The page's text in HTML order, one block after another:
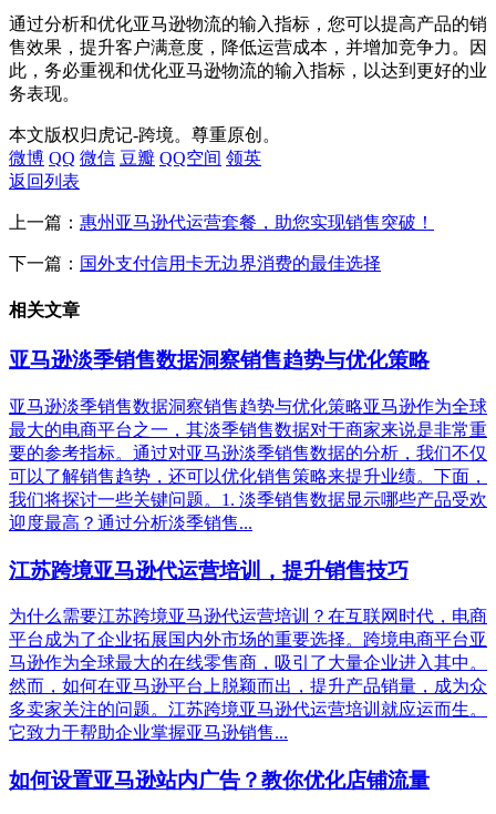
通过分析和优化亚马逊物流的输入指标，您可以提高产品的销
售效果，提升客户满意度，降低运营成本，并增加竞争力。因
此，务必重视和优化亚马逊物流的输入指标，以达到更好的业
务表现。
本文版权归虎记-跨境。尊重原创。
微博 QQ 微信 豆瓣 QQ空间 领英
返回列表
上一篇： 惠州亚马逊代运营套餐，助您实现销售突破！
下一篇： 国外支付信用卡无边界消费的最佳选择
相关文章
亚马逊淡季销售数据洞察销售趋势与优化策略
亚马逊淡季销售数据洞察销售趋势与优化策略亚马逊作为全球
最大的电商平台之一，其淡季销售数据对于商家来说是非常重
要的参考指标。通过对亚马逊淡季销售数据的分析，我们不仅
可以了解销售趋势，还可以优化销售策略来提升业绩。下面，
我们将探讨一些关键问题。1. 淡季销售数据显示哪些产品受欢
迎度最高？通过分析淡季销售...
江苏跨境亚马逊代运营培训，提升销售技巧
为什么需要江苏跨境亚马逊代运营培训？在互联网时代，电商
平台成为了企业拓展国内外市场的重要选择。跨境电商平台亚
马逊作为全球最大的在线零售商，吸引了大量企业进入其中。
然而，如何在亚马逊平台上脱颖而出，提升产品销量，成为众
多卖家关注的问题。江苏跨境亚马逊代运营培训就应运而生。
它致力于帮助企业掌握亚马逊销售...
如何设置亚马逊站内广告？教你优化店铺流量